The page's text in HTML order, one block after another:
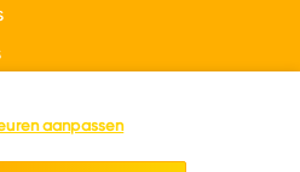
aanpassen